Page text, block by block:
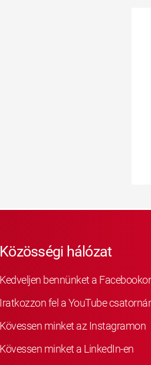
Közösségi hálózat
Kedveljen bennünket a
Iratkozzon fel a YouTube
Kövessen minket az Instagramon
Kövessen minket a LinkedIn-en